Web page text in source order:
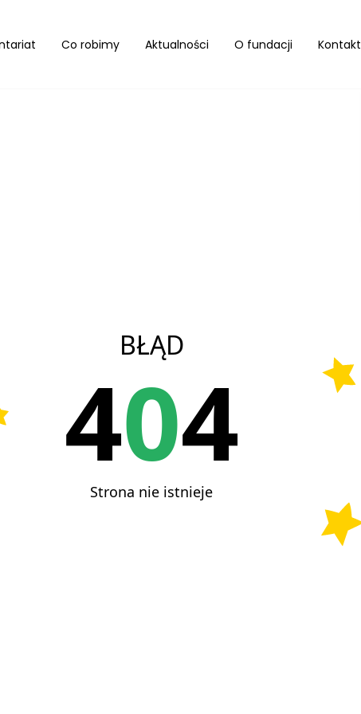
Co robimy Aktualności O fundacji Kontakt
BŁĄD
404
Strona nie istnieje